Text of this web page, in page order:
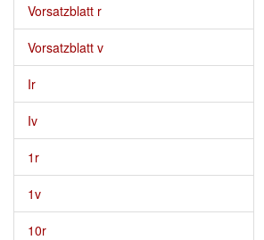
Vorsatzblatt r
Vorsatzblatt v
Ir
Iv
1r
1v
10r